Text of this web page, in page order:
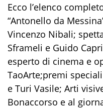
Ecco l’elenco
“Antonello da
Vincenzo Nibali;
Sframeli e Guido
esperto di cinema e
TaoArte;premi
e Turi Vasile; Arti
Bonaccorso e al